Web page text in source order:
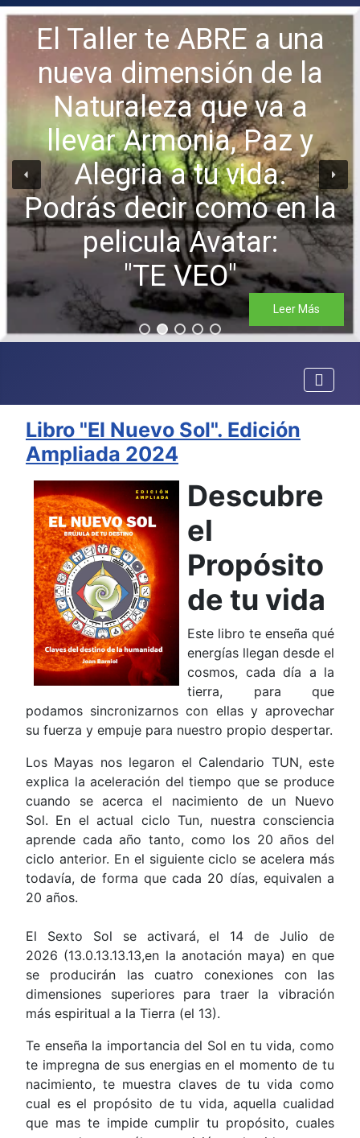
El Taller te ABRE a una
nueva dimensión de la
Naturaleza que va a
llevar Armonia, Paz y
Alegria a tu vida.
Podrás decir como en la
pelicula Avatar:
"TE VEO"
Leer Más
Libro "El Nuevo Sol". Edición
Ampliada 2024
Descubre
el
Propósito
de tu vida
Este libro te enseña qué
energías llegan desde el
cosmos, cada día a la
tierra, para que
podamos sincronizarnos con ellas y aprovechar
su fuerza y empuje para nuestro propio despertar.
Los Mayas nos legaron el Calendario TUN, este
explica laaceleración del tiempo que se produce
cuando se acerca el nacimiento de un Nuevo
Sol. En el actual ciclo Tun, nuestra consciencia
aprende cada año tanto, como los 20 años del
ciclo anterior. En el siguiente ciclo se acelera más
todavía, de forma que cada 20 días, equivalen a
20 años.
El Sexto Sol se activará, el 14 de Julio de
2026 (13.0.13.13.13,en la anotación maya) en que
se producirán las cuatro conexiones con las
dimensiones superiores para traer la vibración
más espiritual a la Tierra (el 13).
Te enseña la importancia del Sol en tu vida, como
te impregna de sus energias en el momento de tu
nacimiento, te muestra claves de tu vida como
cual es el propósito de tu vida, aquella cualidad
que mas te impide cumplir tu propósito, cuales